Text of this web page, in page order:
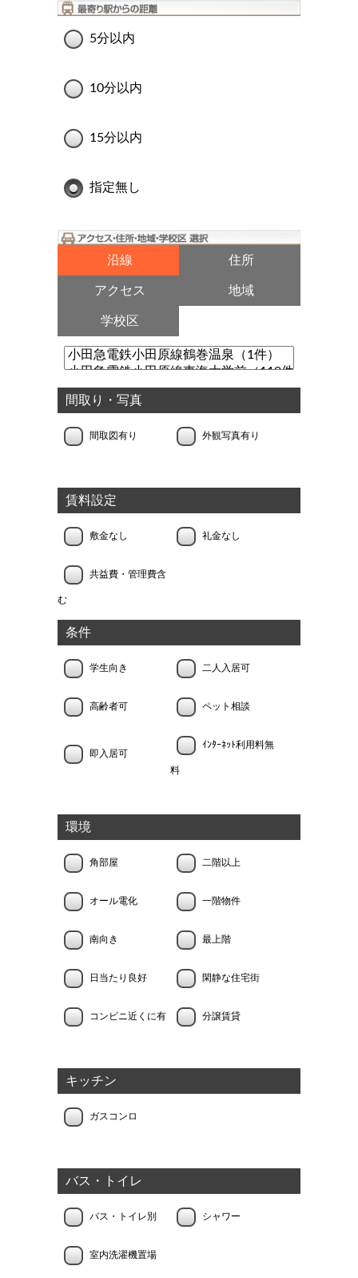
5分以内
10分以内
15分以内
指定無し
沿線 住所
アクセス 地域
学校区
間取り・写真
間取図有り 外観写真有り
賃料設定
敷金なし 礼金なし
共益費・管理費含
む
条件
学生向き 二人入居可
高齢者可 ペット相談
即入居可
ｲﾝﾀｰﾈｯﾄ利用料無
料
環境
角部屋 二階以上
オール電化 一階物件
南向き 最上階
日当たり良好 閑静な住宅街
コンビニ近くに有 分譲賃貸
キッチン
ガスコンロ
バス・トイレ
バス・トイレ別 シャワー
室内洗濯機置場